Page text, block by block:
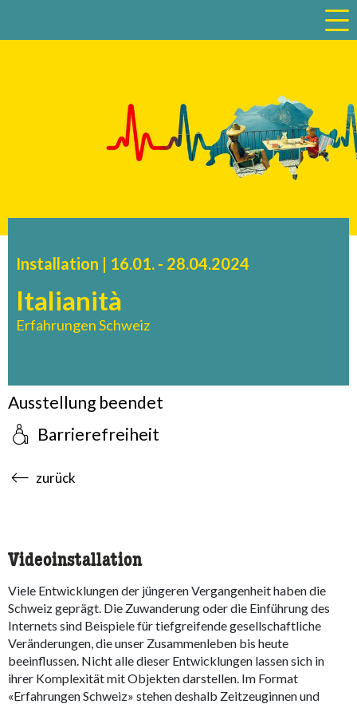
Italianità
Erfahrungen Schweiz
Installation | 16.01. accessibility.time_to
- 28.04.2024
Ausstellung beendet
Barrierefreiheit
accessibility.sr-only.body-term
zurück
Videoinstallation
Viele Entwicklungen der jüngeren Vergangenheit haben die
Schweiz geprägt. Die Zuwanderung oder die Einführung des
Internets sind Beispiele für tiefgreifende gesellschaftliche
Veränderungen, die unser Zusammenleben bis heute
beeinflussen. Nicht alle dieser Entwicklungen lassen sich in
ihrer Komplexität mit Objekten darstellen. Im Format
«Erfahrungen Schweiz» stehen deshalb Zeitzeuginnen und